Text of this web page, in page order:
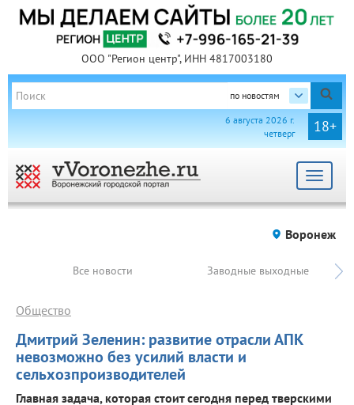
ООО "Регион центр", ИНН 4817003180
по новостям
18+
6 августа 2026 г.
четверг
Toggle
Воронеж
Все новости Заводные выходные
Дмитрий Зеленин: развитие отрасли АПК
невозможно без усилий власти и
сельхозпроизводителей
Общество
Главная задача, которая стоит сегодня перед тверскими